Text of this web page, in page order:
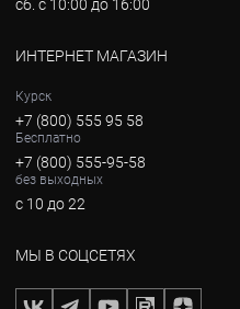
сб. с 10:00 до 16:00
ИНТЕРНЕТ МАГАЗИН
Курск
+7 (800) 555 95 58
Бесплатно
+7 (800) 555-95-58
без выходных
с 10 до 22
МЫ В СОЦСЕТЯХ